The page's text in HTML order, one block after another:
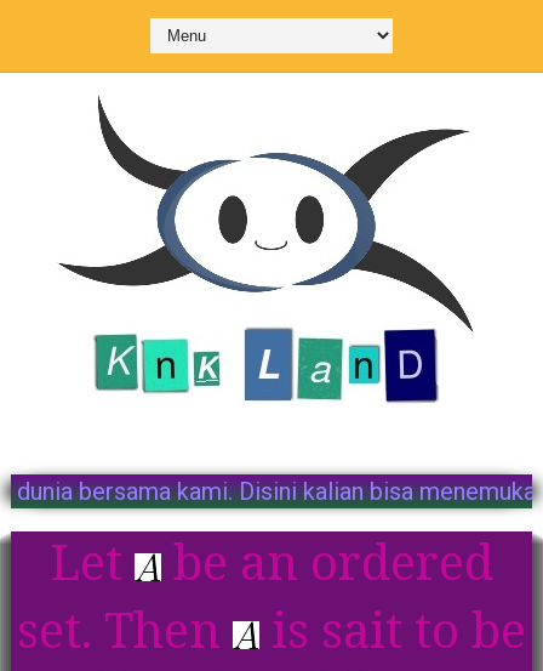
Land. Mari menguasai dunia bersama kami.
Let
be an ordered
set. Then
is sait to be